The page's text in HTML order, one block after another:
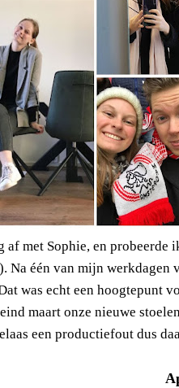
af met Sophie, en
Na één van mijn
was echt een hoogtepunt
maart onze nieuwe
een productiefout dus